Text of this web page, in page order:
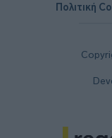
Πολιτική